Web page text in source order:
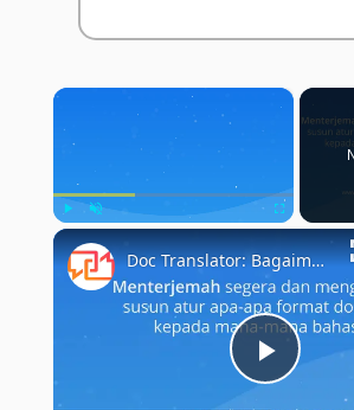
×
Play Unmute Fullscreen
Play
Doc Translator: Bagaimana saya menggunakan penterjemah dokumen?